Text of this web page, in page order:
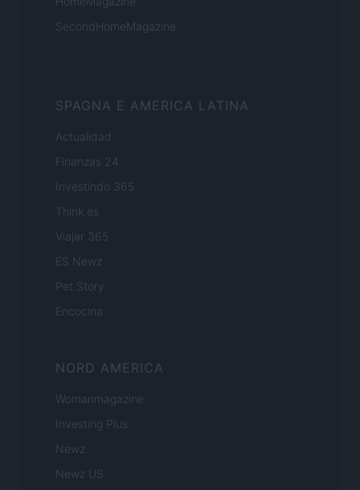
SecondHomeMagazine
SPAGNA E AMERICA LATINA
Actualidad
Finanzas 24
Investindo 365
Think.es
Viajar 365
ES Newz
Pet Story
Encocina
NORD AMERICA
Womanmagazine
Investing Plus
Newz
Newz US